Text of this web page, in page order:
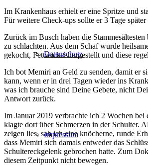
Datenschutz
Impressum
Im Krankenhaus erhielt er eine Spritze und
Für weitere Check-ups sollte er 3 Tage
Zurück im Busch haben die Stammesältesten
zu schlachten. Aus dem Schaf wurde
gekocht, Fettwickel hergestellt und diese
Ich bot Memiri an Geld zu senden, damit er
kann, wenn er in drei Tagen wieder ins
was ich brauche sind Deine Gebete, nicht
Antwort zurück.
Im Januar 2019 verbrachte ich 2 Wochen bei
klagte dort über Schmerzen in der Schulter.
zeigen lies, sah ich eine knöcherne, runde
dass Memiri sich damals entweder das
Schultereckgelenk gebrochen hatte. Zum
diesem Zeitpunkt nicht bewegen.